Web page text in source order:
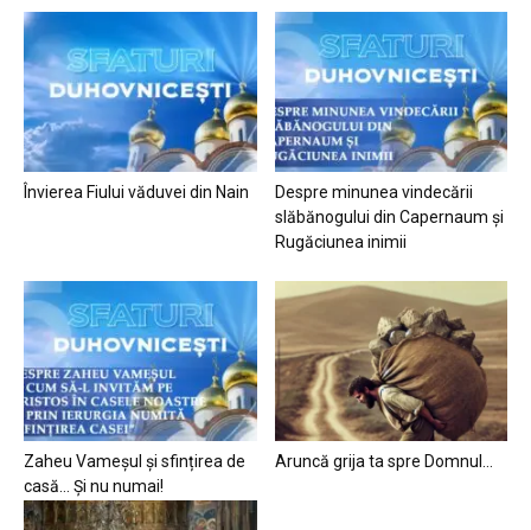
Învierea Fiului văduvei din Nain
Despre minunea vindecării
slăbănogului din Capernaum și
Rugăciunea inimii
Zaheu Vameșul și sfințirea de
casă… Și nu numai!
Aruncă grija ta spre Domnul…